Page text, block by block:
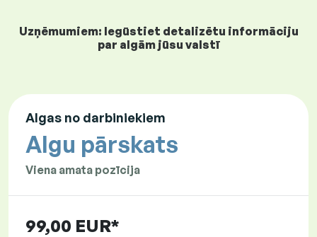
Uzņēmumiem: Iegūstiet detalizētu informāciju
par algām jūsu valstī
Algas no darbiniekiem
Algu pārskats
Viena amata pozīcija
99,00 EUR*